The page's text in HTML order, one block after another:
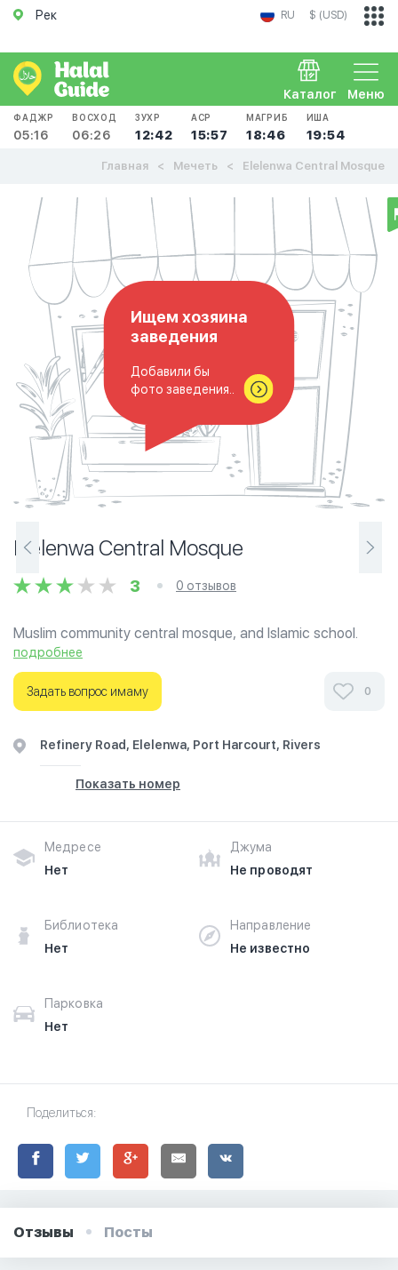
Рек RU $ (USD)
Меню
Каталог
ФАДЖР
05:16
ВОСХОД
06:26
ЗУХР
12:42
АСР
15:57
МАГРИБ
18:46
ИША
19:54
Главная Мечеть Elelenwa Central Mosque
Ищем хозяина
заведения
Добавили бы
фото заведения..
Elelenwa Central Mosque
3 0 отзывов
Muslim community central mosque, and Islamic school.
500 meters from Aba Express Way and Elelenwa Junction.
Ознакомьтесь с отзывами посетителей Elelenwa
Central Mosque в г.Рек на фотографиях и узнайте о
здесь.
подробнее
Задать вопрос имаму 0
Refinery Road, Elelenwa, Port Harcourt, Rivers
Показать номер
Медресе
Нет
Джума
Не проводят
Библиотека
Нет
Направление
Не известно
Парковка
Нет
Поделиться:
Отзывы Посты